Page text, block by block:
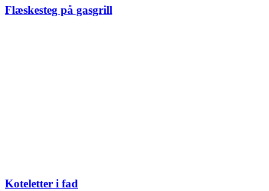
Flæskesteg på gasgrill
Koteletter i fad